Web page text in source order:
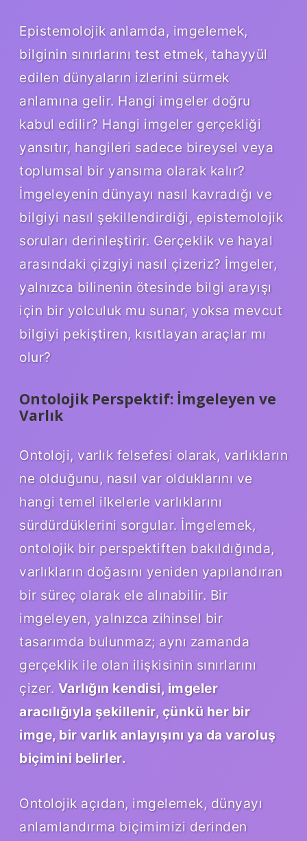
Epistemolojik anlamda, imgelemek,
bilginin sınırlarını test etmek, tahayyül
edilen dünyaların izlerini sürmek
anlamına gelir. Hangi imgeler doğru
kabul edilir? Hangi imgeler gerçekliği
yansıtır, hangileri sadece bireysel veya
toplumsal bir yansıma olarak kalır?
İmgeleyenin dünyayı nasıl kavradığı ve
bilgiyi nasıl şekillendirdiği, epistemolojik
soruları derinleştirir. Gerçeklik ve hayal
arasındaki çizgiyi nasıl çizeriz? İmgeler,
yalnızca bilinenin ötesinde bilgi arayışı
için bir yolculuk mu sunar, yoksa mevcut
bilgiyi pekiştiren, kısıtlayan araçlar mı
olur?
Ontolojik Perspektif: İmgeleyen ve
Varlık
Ontoloji, varlık felsefesi olarak, varlıkların
ne olduğunu, nasıl var olduklarını ve
hangi temel ilkelerle varlıklarını
sürdürdüklerini sorgular. İmgelemek,
ontolojik bir perspektiften bakıldığında,
varlıkların doğasını yeniden yapılandıran
bir süreç olarak ele alınabilir. Bir
imgeleyen, yalnızca zihinsel bir
tasarımda bulunmaz; aynı zamanda
gerçeklik ile olan ilişkisinin sınırlarını
çizer. Varlığın kendisi, imgeler
aracılığıyla şekillenir, çünkü her bir
imge, bir varlık anlayışını ya da varoluş
biçimini belirler.
Ontolojik açıdan, imgelemek, dünyayı
anlamlandırma biçimimizi derinden